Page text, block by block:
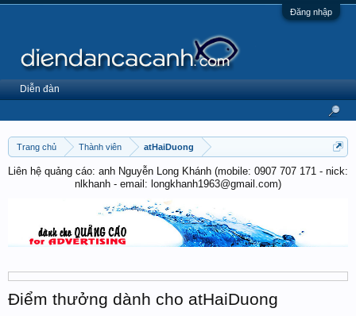
Đăng nhập
Trang chủ Thành viên atHaiDuong
Liên hệ quảng cáo: anh Nguyễn Long Khánh (mobile: 0907 707 171 - nick:
nlkhanh - email: longkhanh1963@gmail.com)
Điểm thưởng dành cho atHaiDuong
Diễn đàn